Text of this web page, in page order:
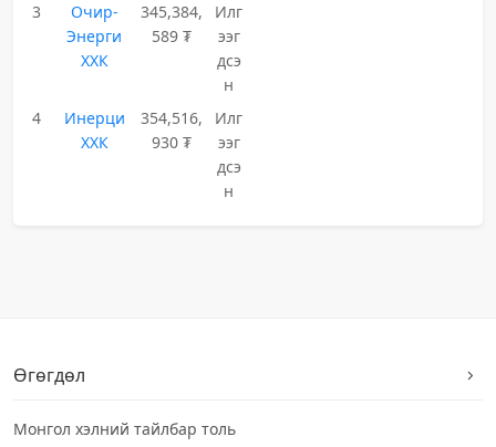
3
Очир-
Энерги
ХХК
345,384,
589 ₮
Илг
ээг
дсэ
н
4
Инерци
ХХК
354,516,
930 ₮
Илг
ээг
дсэ
н
Өгөгдөл
Монгол хэлний тайлбар толь